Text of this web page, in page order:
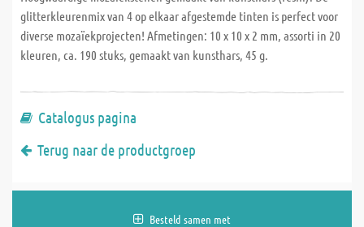
glitterkleurenmix van 4 op elkaar afgestemde tinten is perfect voor
diverse mozaïekprojecten! Afmetingen: 10 x 10 x 2 mm, assorti in 20
kleuren, ca. 190 stuks, gemaakt van kunsthars, 45 g.
Catalogus pagina
Terug naar de productgroep
Besteld samen met